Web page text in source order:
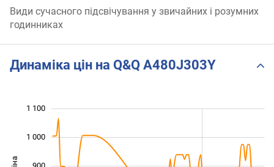
Види сучасного підсвічування у звичайних і розумних
годинниках
Динаміка цін на Q&Q A480J303Y
1 000
1 100